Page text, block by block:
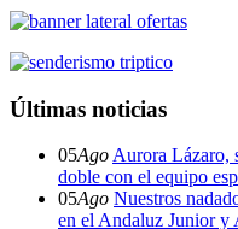
Últimas noticias
05Ago Aurora Lázaro,
doble con el equipo
05Ago Nuestros
en el Andaluz Junior y